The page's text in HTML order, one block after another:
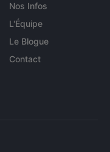
Nos Infos
L'Équipe
Le Blogue
Contact